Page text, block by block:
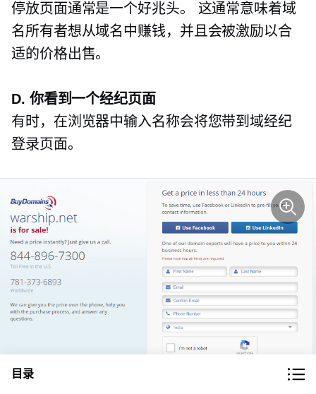
停放页面通常是一个好兆头。 这通常意味着域
名所有者想从域名中赚钱，并且会被激励以合
适的价格出售。
D. 你看到一个经纪页面
有时，在浏览器中输入名称会将您带到域经纪
登录页面。
目录